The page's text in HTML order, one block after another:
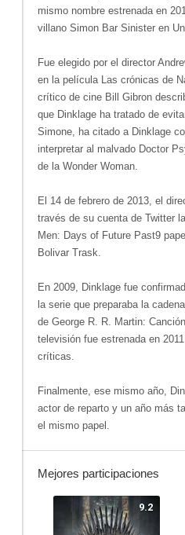
mismo nombre estrenada en
villano Simon Bar Sinister en
Fue elegido por el director
en la película Las crónicas de
crítico de cine Bill Gibron
que Dinklage ha tratado de
Simone, ha citado a Dinklage
interpretar al malvado Doctor
de la Wonder Woman.
El 14 de febrero de 2013, el
través de su cuenta de Twitter
Men: Days of Future Past9​
Bolivar Trask.
En 2009, Dinklage fue
la serie que preparaba la
de George R. R. Martin:
televisión fue estrenada en
críticas.
Finalmente, ese mismo año,
actor de reparto y un año más
el mismo papel.
Mejores participaciones
9.2